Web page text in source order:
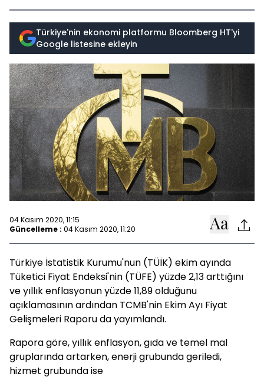
Türkiye'nin ekonomi platformu Bloomberg HT'yi
Google listesine ekleyin
04 Kasım 2020, 11:15
Güncelleme : 04 Kasım 2020, 11:20
Türkiye İstatistik Kurumu'nun (TÜİK) ekim ayında
Tüketici Fiyat Endeksi'nin (TÜFE) yüzde 2,13 arttığını
ve yıllık enflasyonun yüzde 11,89 olduğunu
açıklamasının ardından TCMB'nin Ekim Ayı Fiyat
Gelişmeleri Raporu da yayımlandı.
Rapora göre, yıllık enflasyon, gıda ve temel mal
gruplarında artarken, enerji grubunda geriledi,
hizmet grubunda ise